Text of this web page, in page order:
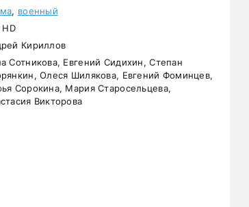
, военный
HD
Кириллов
Сотникова, Евгений Сидихин, Степан
Олеся Шилякова, Евгений Фоминцев,
Сорокина, Мария Старосельцева,
Викторова